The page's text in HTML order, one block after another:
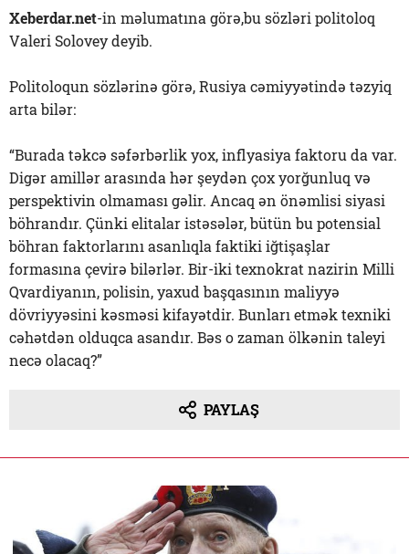
Xeberdar.net-in məlumatına görə,bu sözləri politoloq
Valeri Solovey deyib.
Politoloqun sözlərinə görə, Rusiya cəmiyyətində təzyiq
arta bilər:
“Burada təkcə səfərbərlik yox, inflyasiya faktoru da var.
Digər amillər arasında hər şeydən çox yorğunluq və
perspektivin olmaması gəlir. Ancaq ən önəmlisi siyasi
böhrandır. Çünki elitalar istəsələr, bütün bu potensial
böhran faktorlarını asanlıqla faktiki iğtişaşlar
formasına çevirə bilərlər. Bir-iki texnokrat nazirin Milli
Qvardiyanın, polisin, yaxud başqasının maliyyə
dövriyyəsini kəsməsi kifayətdir. Bunları etmək texniki
cəhətdən olduqca asandır. Bəs o zaman ölkənin taleyi
necə olacaq?”
PAYLAŞ